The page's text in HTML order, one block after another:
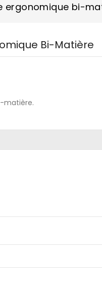
ergonomique bi-
Bi-Matière
matière.